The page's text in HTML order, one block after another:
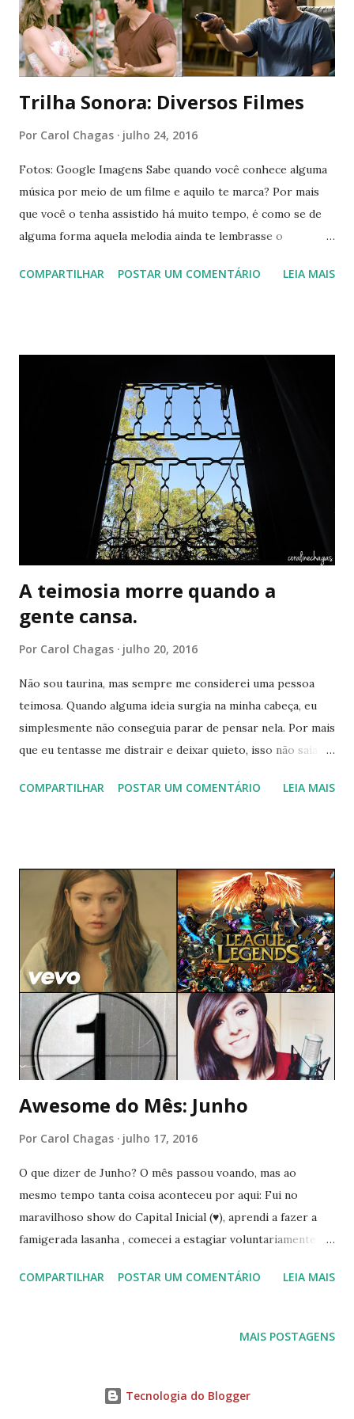
Trilha Sonora: Diversos Filmes
Por Carol Chagas julho 24, 2016
Fotos: Google Imagens Sabe quando você conhece alguma
música por meio de um filme e aquilo te marca? Por mais
que você o tenha assistido há muito tempo, é como se de
alguma forma aquela melodia ainda te lembrasse o
revisitei playlists antigas minhas e descobri que as minhas
Linger - The Cranberries (Click) Brighter than Sunshine -
Aqualung (De Repente é Amor) To be Loved - Train (Sem
Saída) Why Can't I? - Lis Phair (De Repente 30) See You
Again - Charlie Puth (Velozes e Furiosos 7) Living Life -
Kathy McCarty (Before Sunrise) The Beach Boys - Don't
Worry Baby (Nunca fui beijada/Déjà Vu) E aí, tinha alguma
música que vo...
COMPARTILHAR POSTAR UM COMENTÁRIO LEIA MAIS
A teimosia morre quando a
gente cansa.
Por Carol Chagas julho 20, 2016
Não sou taurina, mas sempre me considerei uma pessoa
teimosa. Quando alguma ideia surgia na minha cabeça, eu
simplesmente não conseguia parar de pensar nela. Por mais
que eu tentasse me distrair e deixar quieto, isso não saía do
aquilo. E eu tenho sido desse jeitinho com tudo, seja com
e produtiva, o que não deixa de ser verdade quando eu
quero produzir um texto ou colocar algum projeto em
prática. Mas quando esse excesso de foco aparece nos
sentimentos, nunca dá certo. Sou daquelas que tenta uma,
duas e até mil vezes se for preciso. Porque realmente
acredito que sempre dá pra fazer diferente. Porém
confesso que chega uma hora que cansa. É como assistir ao
mesmo filme, só que cada vez com um tipo de legenda. Por
mais que você veja um...
COMPARTILHAR POSTAR UM COMENTÁRIO LEIA MAIS
Awesome do Mês: Junho
Por Carol Chagas julho 17, 2016
O que dizer de Junho? O mês passou voando, mas ao
mesmo tempo tanta coisa aconteceu por aqui: Fui no
maravilhoso show do Capital Inicial (♥), aprendi a fazer a
famigerada lasanha , comecei a estagiar voluntariamente na
um sarau e comecei a jogar LOL (pois é). Também conferi
quantidade de coisas que acontece conosco, quando
COMPARTILHAR POSTAR UM COMENTÁRIO LEIA MAIS
MAIS POSTAGENS
Tecnologia do Blogger